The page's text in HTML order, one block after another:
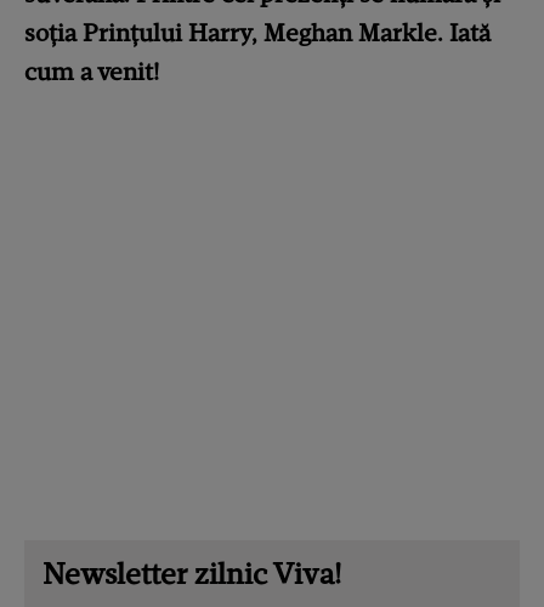
soția Prințului Harry, Meghan Markle. Iată
cum a venit!
Newsletter zilnic Viva!